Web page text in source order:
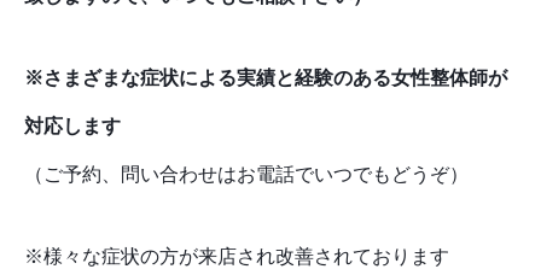
※さまざまな症状による実績と経験のある女性整体師が
対応します
（ご予約、問い合わせはお電話でいつでもどうぞ）
※様々な症状の方が来店され改善されております